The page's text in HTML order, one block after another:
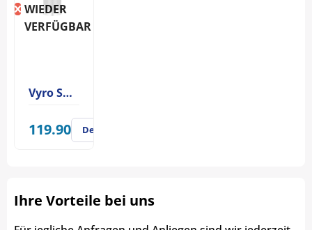
WIEDER
VERFÜGBAR
Vyro Shisha One Carbon Black
119.90 Details
Ihre Vorteile bei uns